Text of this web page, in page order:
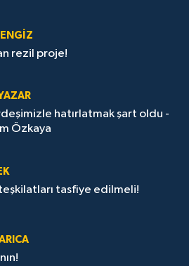
rezil proje!
hatırlatmak şart oldu -
Özkaya
tasfiye edilmeli!